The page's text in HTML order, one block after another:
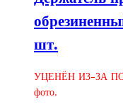
шт.
УЦЕНЁН ИЗ-ЗА
фото.